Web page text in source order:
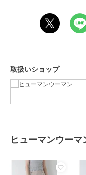
商品カテゴリ オ
サ
カラー エ
お手入れ
取扱いショップ
ヒューマンウー